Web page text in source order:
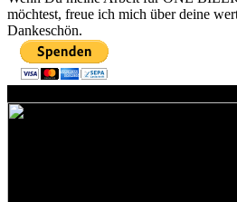
möchtest, freue ich mich über deine
Dankeschön.